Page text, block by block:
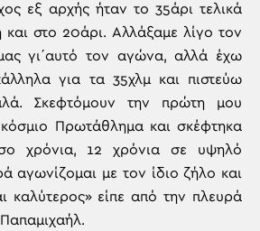
εξ αρχής ήταν το 35άρι τελικά
στο 20άρι. Αλλάξαμε λίγο τον
γι΄αυτό τον αγώνα, αλλά έχω
για τα 35χλμ και πιστεύω
Σκεφτόμουν την πρώτη μου
Πρωτάθλημα και σκέφτηκα
χρόνια, 12 χρόνια σε υψηλό
αγωνίζομαι με τον ίδιο ζήλο και
καλύτερος» είπε από την πλευρά